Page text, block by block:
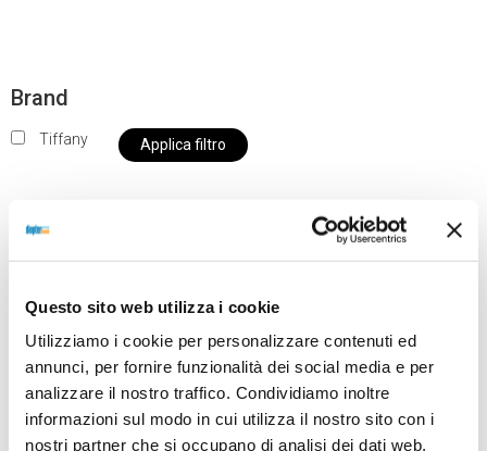
Questo sito web utilizza i cookie
Utilizziamo i cookie per personalizzare contenuti ed
annunci, per fornire funzionalità dei social media e per
analizzare il nostro traffico. Condividiamo inoltre
informazioni sul modo in cui utilizza il nostro sito con i
nostri partner che si occupano di analisi dei dati web,
Brand
Tiffany Applica filtro
nostro negozio non saranno disponibili per la
da OTTICA DIOPTER
Showing the single result